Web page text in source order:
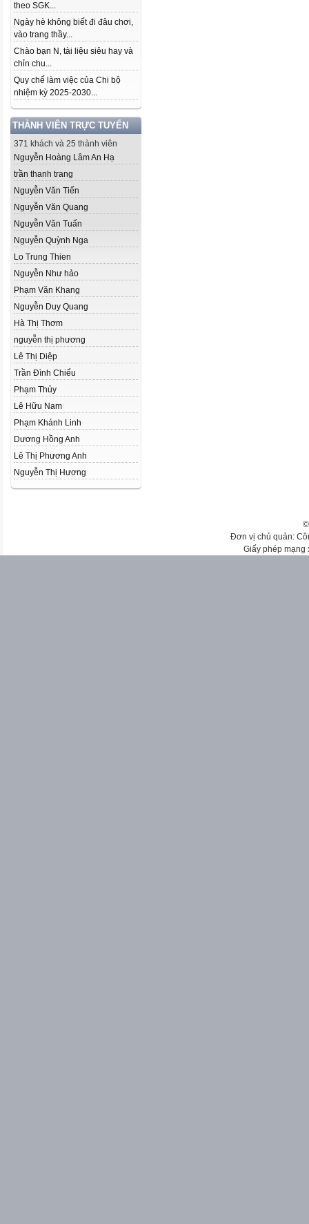
theo SGK...
Ngày hè không biết đi đâu chơi,
vào trang thầy...
Chào bạn N, tài liệu siêu hay và
chỉn chu...
Quy chế làm việc của Chi bộ
nhiệm kỳ 2025-2030...
THÀNH VIÊN TRỰC TUYẾN
371 khách và 25 thành viên
Nguyễn Hoàng Lâm An Hạ
trần thanh trang
Nguyễn Văn Tiến
Nguyễn Văn Quang
Nguyễn Văn Tuấn
Nguyễn Quỳnh Nga
Lo Trung Thien
Nguyễn Như hảo
Phạm Văn Khang
Nguyễn Duy Quang
Hà Thị Thơm
nguyễn thị phương
Lê Thị Diệp
Trần Đình Chiểu
Phạm Thủy
Lê Hữu Nam
Phạm Khánh Linh
Dương Hồng Anh
Lê Thị Phương Anh
Nguyễn Thị Hương
Đơn vị chủ quản:
Giấy phép mạng